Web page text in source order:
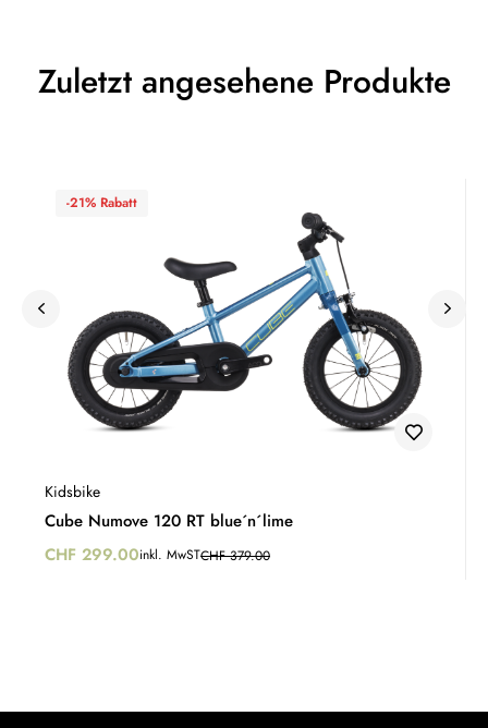
Zuletzt angesehene Produkte
-21% Rabatt
Kidsbike
Cube Numove 120 RT blue´n´lime
CHF379.00
CHF 299.00inkl. MwST